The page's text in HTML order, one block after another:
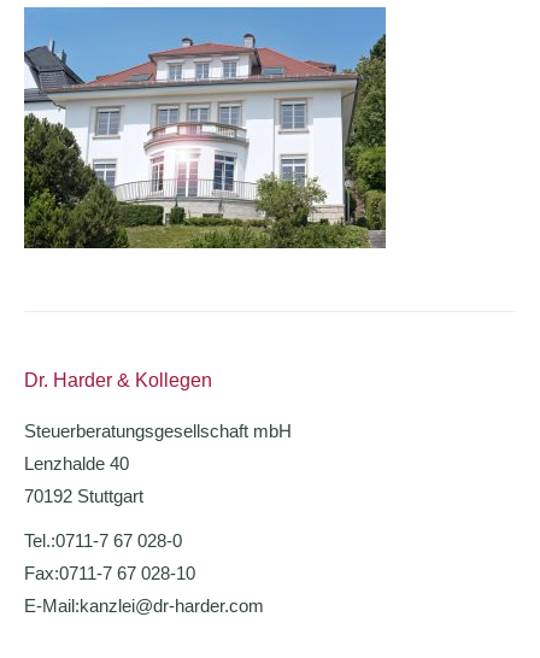
Dr. Harder & Kollegen
Steuerberatungsgesellschaft mbH
Lenzhalde 40
70192 Stuttgart
Tel.:0711-7 67 028-0
Fax:0711-7 67 028-10
E-Mail:kanzlei@dr-harder.com